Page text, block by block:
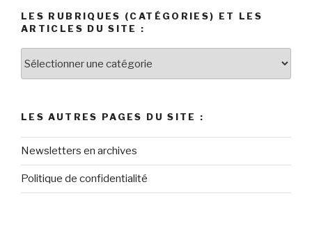
LES RUBRIQUES (CATÉGORIES) ET LES
ARTICLES DU SITE :
LES AUTRES PAGES DU SITE :
Newsletters en archives
Politique de confidentialité